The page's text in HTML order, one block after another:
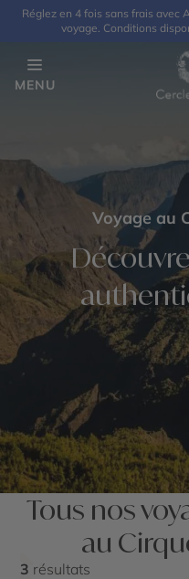
Réglez en 4 fois sans frais avec
voyage. Conditions
MENU
Voyage au
Tous nos
au
3 résultats